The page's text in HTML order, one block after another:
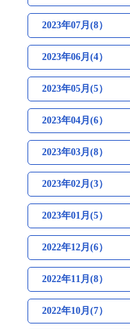
2023年07月(8）
2023年06月(4）
2023年05月(5）
2023年04月(6）
2023年03月(8）
2023年02月(3）
2023年01月(5）
2022年12月(6）
2022年11月(8）
2022年10月(7）